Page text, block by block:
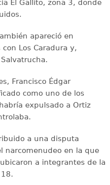
El Gallito, zona 3, donde
apareció en
Los Caradura y,
Francisco Édgar
como uno de los
expulsado a Ortiz
a una disputa
narcomenudeo en la que
a integrantes de la